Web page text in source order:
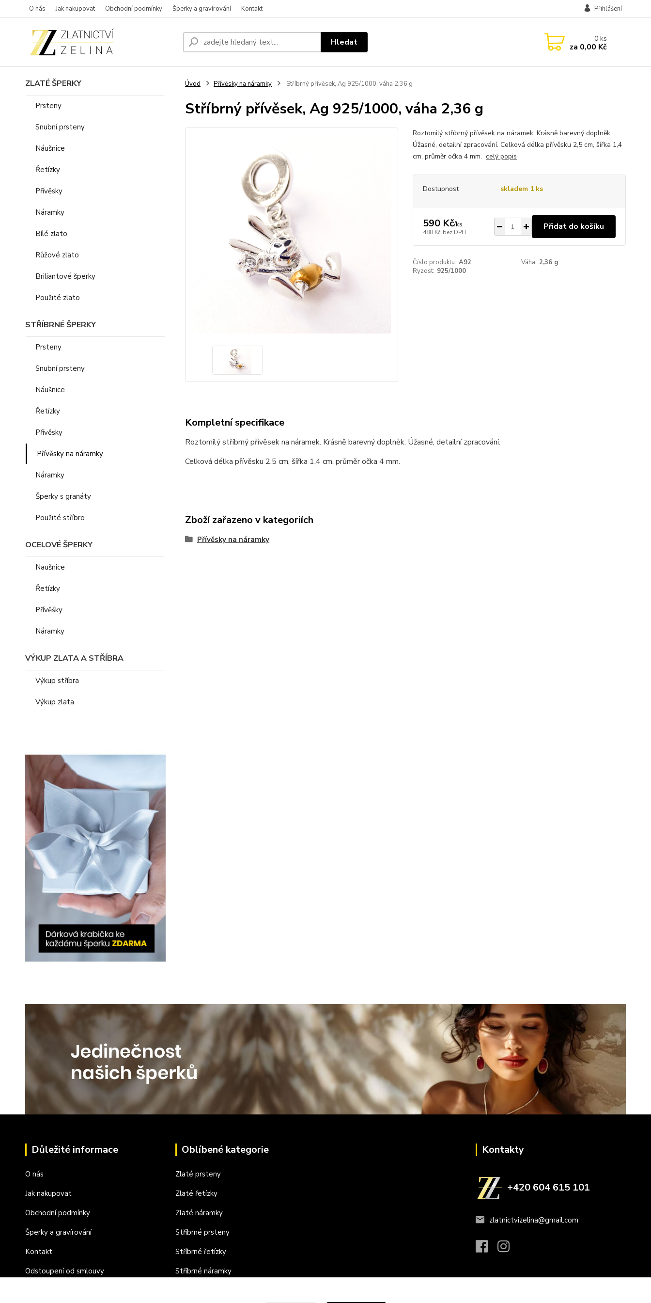
O nás Jak nakupovat Obchodní podmínky Šperky a gravírování Kontakt Přihlášení
Hledat 0ks
za 0,00 Kč
ZLATÉ ŠPERKY
Prsteny
Snubní prsteny
Náušnice
Řetízky
Přívěsky
Náramky
Bílé zlato
Růžové zlato
Briliantové šperky
Použité zlato
STŘÍBRNÉ ŠPERKY
Prsteny
Snubní prsteny
Náušnice
Řetízky
Přívěsky
Přívěsky na náramky
Náramky
Šperky s granáty
Použité stříbro
OCELOVÉ ŠPERKY
Naušnice
Řetízky
Přívěšky
Náramky
VÝKUP ZLATA A STŘÍBRA
Výkup stříbra
Výkup zlata
Úvod Přívěsky na náramky Stříbrný přívěsek, Ag 925/1000, váha 2,36 g
Stříbrný přívěsek, Ag 925/1000, váha 2,36 g
Roztomilý stříbrný přívěsek na náramek. Krásně barevný doplněk.
Úžasné, detailní zpracování. Celková délka přívěsku 2,5 cm, šířka 1,4
cm, průměr očka 4 mm. celý popis
Dostupnost skladem 1 ks
590 Kč/ks
488 Kč bez DPH
Přidat do košíku
Číslo produktu: A92 Váha: 2,36 g
Ryzost: 925/1000
Kompletní specifikace
Roztomilý stříbrný přívěsek na náramek. Krásně barevný doplněk. Úžasné, detailní zpracování.
Celková délka přívěsku 2,5 cm, šířka 1,4 cm, průměr očka 4 mm.
Zboží zařazeno v kategoriích
Přívěsky na náramky
Důležité informace
O nás
Jak nakupovat
Obchodní podmínky
Šperky a gravírování
Kontakt
Odstoupení od smlouvy
Oblíbené kategorie
Zlaté prsteny
Zlaté řetízky
Zlaté náramky
Stříbrné prsteny
Stříbrné řetízky
Stříbrné náramky
Kontakty
+420 604 615 101
zlatnictvizelina@gmail.com